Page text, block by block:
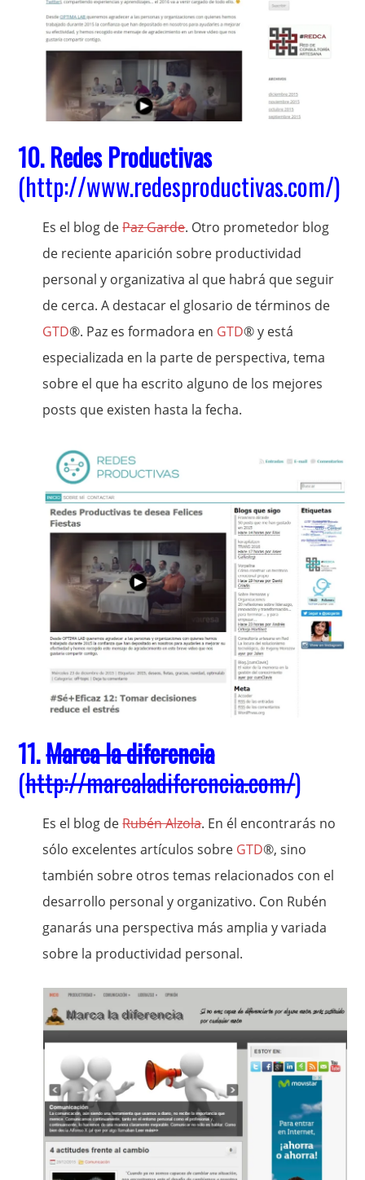
10.Redes Productivas
(http://www.redesproductivas.com/)
Es el blog dePaz Garde. Otro prometedor blog
de reciente aparición sobre productividad
personal y organizativa al que habrá que seguir
de cerca. A destacar el glosario de términos de
GTD®. Paz es formadora en GTD® y está
especializada en la parte de perspectiva, tema
sobre el que ha escrito alguno de los mejores
posts que existen hasta la fecha.
11.Marca la diferencia
(http://marcaladiferencia.com/)
Es el blog deRubén Alzola. En él encontrarás no
sólo excelentes artículos sobre GTD®, sino
también sobre otros temas relacionados con el
desarrollo personal y organizativo. Con Rubén
ganarás una perspectiva más amplia y variada
sobre la productividad personal.